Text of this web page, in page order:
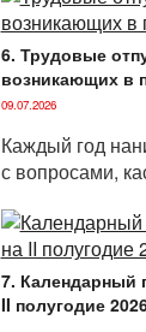
6. Трудовые
возникающих в
09.07.2026
Каждый год
с вопросами,
7. Календарный
II полугодие